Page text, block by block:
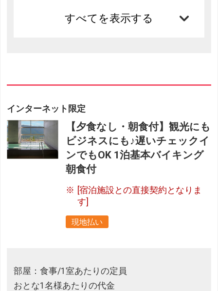
すべてを表示する
インターネット限定
【夕食なし・朝食付】観光にも
ビジネスにも♪遅いチェックイ
ンでもOK 1泊基本バイキング
朝食付
[宿泊施設との直接契約となりま
す]
現地払い
部屋：食事/1室あたりの定員
おとな1名様あたりの代金